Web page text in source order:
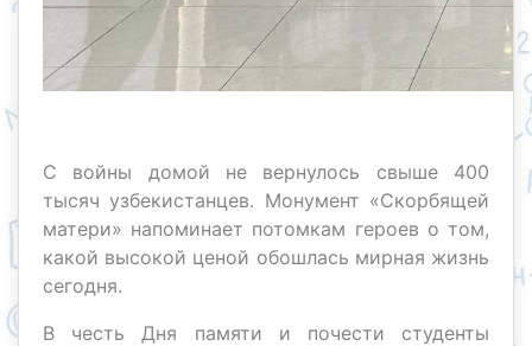
С войны домой не вернулось свыше 400
тысяч узбекистанцев. Монумент «Скорбящей
матери» напоминает потомкам героев о том,
какой высокой ценой обошлась мирная жизнь
сегодня.
В честь Дня памяти и почести студенты